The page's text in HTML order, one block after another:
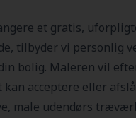
et gratis,
tilbyder vi personlig
bolig. Maleren vil
kan acceptere eller
male udendørs